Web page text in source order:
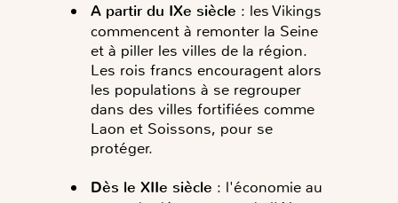
A partir du IXe siècle : les Vikings
commencent à remonter la Seine
et à piller les villes de la région.
Les rois francs encouragent alors
les populations à se regrouper
dans des villes fortifiées comme
Laon et Soissons, pour se
protéger.
Dès le XIIe siècle : l'économie au